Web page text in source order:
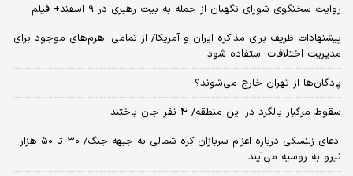
روایت سخنگوی شورای نگهبان از حمله به بیت رهبری در ۹ اسفند+ فیلم
پیشنهادات ظریف برای مذاکره ایران و آمریکا/ از تمامی اهرم‌های موجود برای
مدیریت اختلافات استفاده شود
پادگان‌ها از تهران خارج می‌شوند؟
سقوط مرگبار بالگرد در این منطقه/ 4 نفر جان باختند
ادعای زلنسکی درباره اعزام سربازان کره شمالی به جبهه جنگ/ ۳۰ تا ۵۰ هزار
نیرو به روسیه می‌آیند